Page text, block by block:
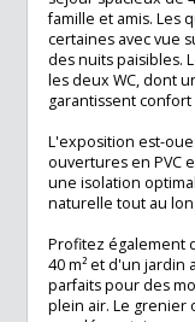
environ,
Dès votre
séjour spacieux
famille et amis.
des nuits
les deux WC,
garantissent
ouvertures en
une isolation
naturelle tout